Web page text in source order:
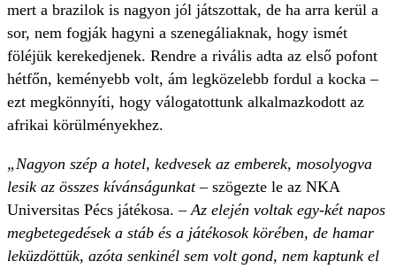
mert a brazilok is nagyon jól játszottak, de ha arra kerül a
sor, nem fogják hagyni a szenegáliaknak, hogy ismét
föléjük kerekedjenek. Rendre a rivális adta az első pofont
hétfőn, keményebb volt, ám legközelebb fordul a kocka –
ezt megkönnyíti, hogy válogatottunk alkalmazkodott az
afrikai körülményekhez.
„Nagyon szép a hotel, kedvesek az emberek, mosolyogva
lesik az összes kívánságunkat– szögezte le az NKA
Univer­sitas Pécs játékosa. –Az elején voltak egy-két napos
megbetegedések a stáb és a játékosok körében, de hamar
leküzdöttük, azóta senkinél sem volt gond, nem kaptunk el